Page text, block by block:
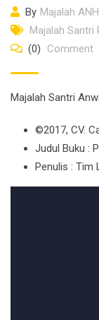
By Majalah
Majalah Santri
(0)
Comment
Majalah Santri
©2017, CV.
Judul Buku :
Penulis : Tim